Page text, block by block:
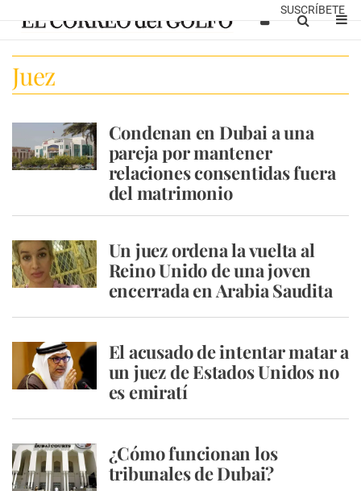
SUSCRÍBETE
Juez
Condenan en Dubai a una
pareja por mantener
relaciones consentidas fuera
del matrimonio
Un juez ordena la vuelta al
Reino Unido de una joven
encerrada en Arabia Saudita
El acusado de intentar matar a
un juez de Estados Unidos no
es emiratí
¿Cómo funcionan los
tribunales de Dubai?